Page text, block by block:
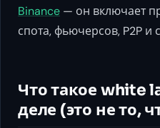
Binance — он включает
спота, фьючерсов, P2P и
Что такое white
деле (это не то,